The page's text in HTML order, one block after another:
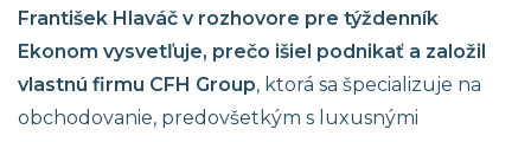
František Hlaváč v rozhovore pre týždenník
Ekonom vysvetľuje, prečo išiel podnikať a založil
vlastnú firmu CFH Group, ktorá sa špecializuje na
obchodovanie, predovšetkým s luxusnými